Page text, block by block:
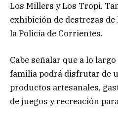
Los Millers y Los Tropi.
exhibición de destrezas de
la Policía de Corrientes.
Cabe señalar que a lo
familia podrá disfrutar de
productos artesanales,
de juegos y recreación